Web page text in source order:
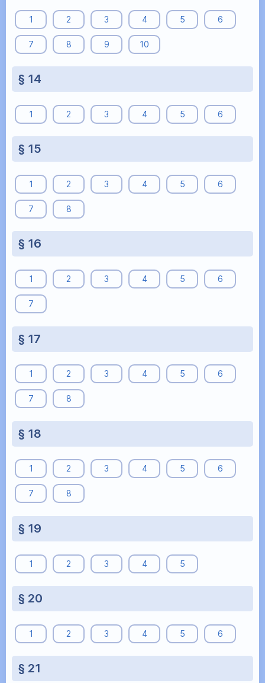
1 2 3 4 5 6
7 8 9 10
§ 14
1 2 3 4 5 6
§ 15
1 2 3 4 5 6
7 8
§ 16
1 2 3 4 5 6
7
§ 17
1 2 3 4 5 6
7 8
§ 18
1 2 3 4 5 6
7 8
§ 19
1 2 3 4 5
§ 20
1 2 3 4 5 6
§ 21